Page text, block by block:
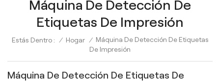
Máquina De Detección De
Etiquetas De Impresión
Estás Dentro : / Hogar / Máquina De Detección De Etiquetas
De Impresión
Máquina De Detección De Etiquetas De